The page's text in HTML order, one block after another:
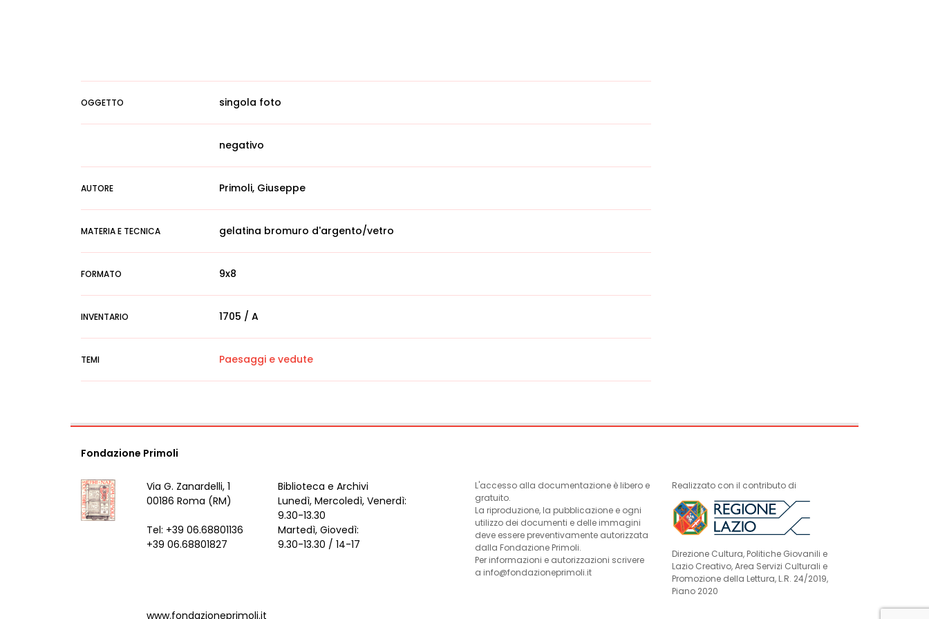
OGGETTO singola foto
negativo
AUTORE Primoli, Giuseppe
MATERIA E TECNICA gelatina bromuro d'argento/vetro
FORMATO 9x8
INVENTARIO 1705 / A
TEMI Paesaggi e vedute
Fondazione Primoli
Via G. Zanardelli, 1
00186 Roma (RM)
Tel: +39 06.68801136
+39 06.68801827
Biblioteca e Archivi
Lunedì, Mercoledì, Venerdì:
9.30-13.30
Martedì, Giovedì:
9.30-13.30 / 14-17
L'accesso alla documentazione è libero e
gratuito.
La riproduzione, la pubblicazione e ogni
utilizzo dei documenti e delle immagini
deve essere preventivamente autorizzata
dalla Fondazione Primoli.
Per informazioni e autorizzazioni scrivere
a info@fondazioneprimoli.it
Realizzato con il contributo di
Direzione Cultura, Politiche Giovanili e
Lazio Creativo, Area Servizi Culturali e
Promozione della Lettura, L.R. 24/2019,
Piano 2020
www.fondazioneprimoli.it